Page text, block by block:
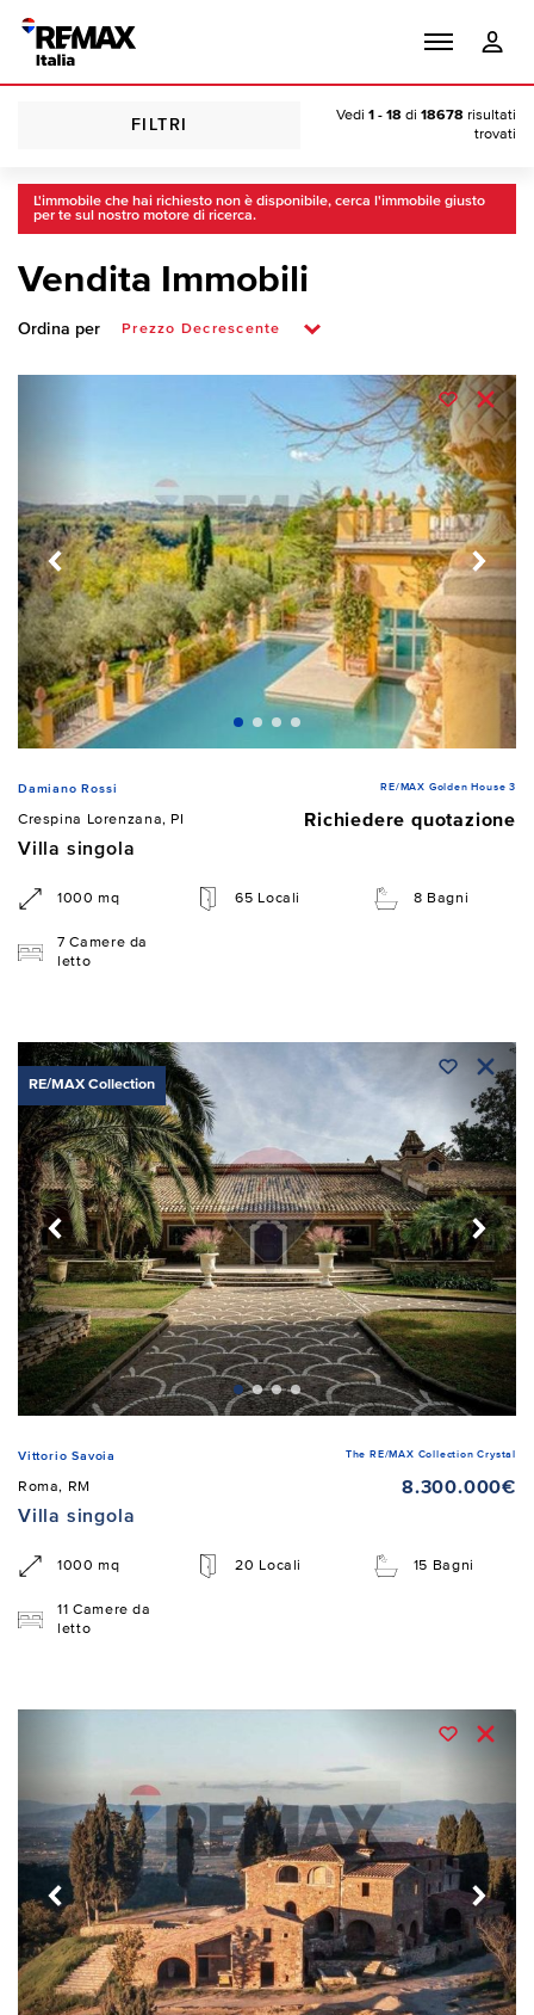
FILTRI
Vedi 1 - 18 di 18678 risultati
trovati
L'immobile che hai richiesto non è disponibile, cerca l'immobile giusto
per te sul nostro motore di ricerca.
Vendita Immobili
Ordina per
Damiano Rossi RE/MAX Golden House 3
Crespina Lorenzana, PI
Richiedere quotazione
Villa singola
1000 mq 65 Locali 8 Bagni
7 Camere da
letto
RE/MAX Collection
Vittorio Savoia The RE/MAX Collection Crystal
Roma, RM
8.300.000€
Villa singola
1000 mq 20 Locali 15 Bagni
11 Camere da
letto